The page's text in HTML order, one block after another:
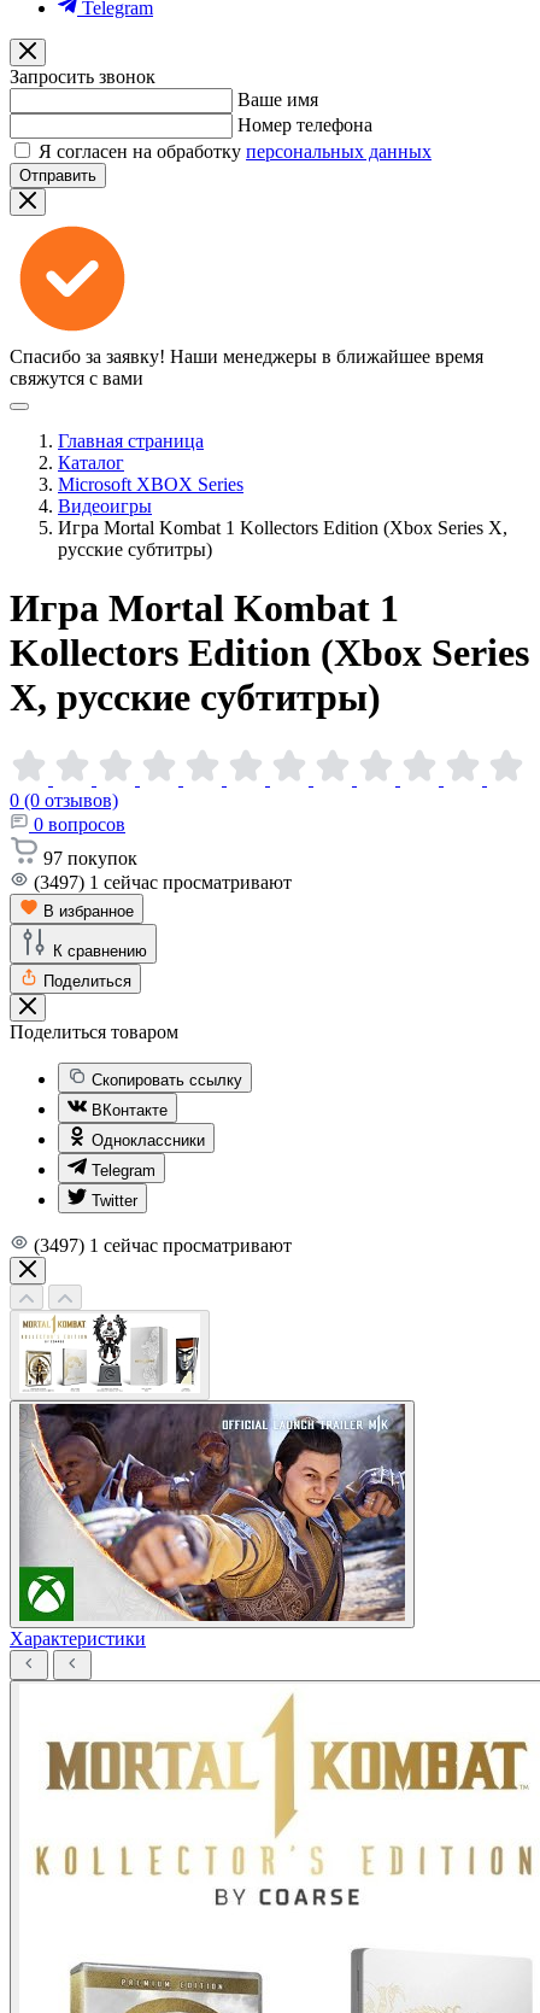
Telegram
Запросить звонок
Ваше имя
Номер телефона
Я согласен на обработку персональных данных
Отправить
Спасибо за заявку! Наши менеджеры в ближайшее время
свяжутся с вами
Главная страница
Каталог
Microsoft XBOX Series
Видеоигры
Игра Mortal Kombat 1 Kollectors Edition (Xbox Series X,
русские субтитры)
Игра Mortal Kombat 1
Kollectors Edition (Xbox Series
X, русские субтитры)
0 (0 отзывов)
0 вопросов
97 покупок
(3497) 1 сейчас просматривают
В избранное
К сравнению
Поделиться
Поделиться товаром
Скопировать ссылку
ВКонтакте
Одноклассники
Telegram
Twitter
(3497) 1 сейчас просматривают
Характеристики